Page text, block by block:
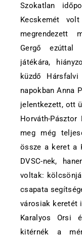
Szokatlan
Kecskemét
megrendezett
Gergő ezúttal
játékára,
küzdő
napokban Anna
jelentkezett, ott
Horváth-
meg még
össze a keret a
DVSC-nek,
voltak:
csapata
városiak keretét
Karalyos Orsi
kitérnék a